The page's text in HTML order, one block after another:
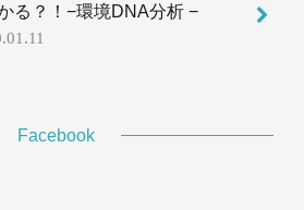
る？！−環境DNA分析 −
Facebook